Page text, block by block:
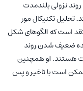
نزولی بلندمدت
اتفاق نیفتد. تحلیل تکنیکال مور
است که الگوهای شکل
ضعیف شدن روند
هستند. او همچنین
است با تاخیر و پس